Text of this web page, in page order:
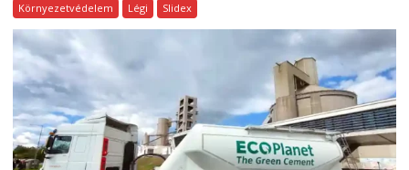
Környezetvédelem Légi Slidex